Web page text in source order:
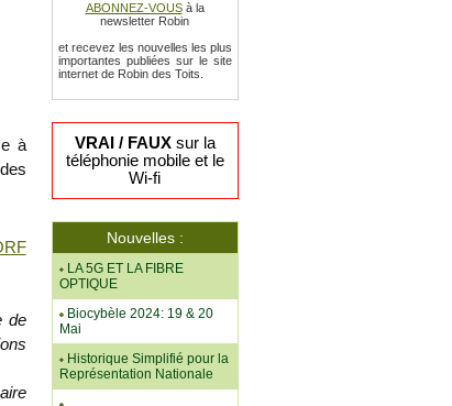
à
de
ABONNEZ-VOUSà la
newsletter Robin
et recevez les nouvelles les plus
importantes publiées sur le site
internet de Robin des Toits.
VRAI / FAUXsur la
téléphonie mobile et le
Wi-fi
Nouvelles :
LA 5G ET LA FIBRE
OPTIQUE
Biocybèle 2024: 19 & 20
Mai
Historique Simplifié pour la
Représentation Nationale